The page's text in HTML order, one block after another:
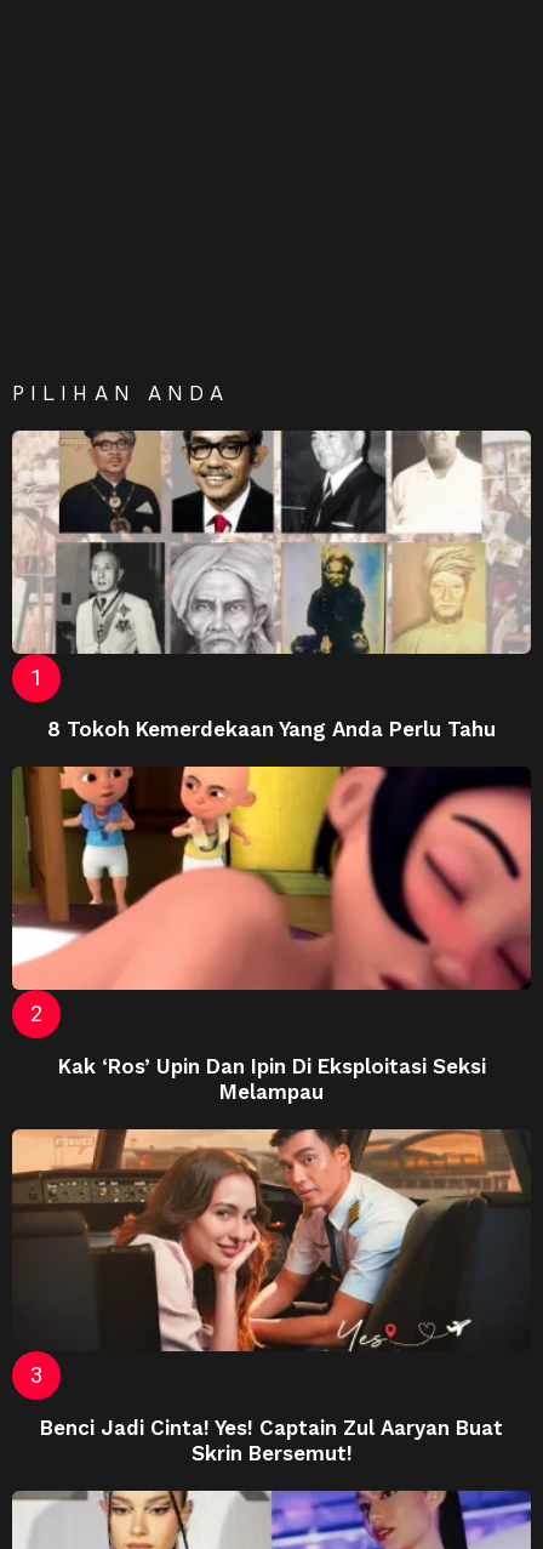
PILIHAN ANDA
8 Tokoh Kemerdekaan Yang Anda Perlu Tahu
Kak ‘Ros’ Upin Dan Ipin Di Eksploitasi Seksi
Melampau
Benci Jadi Cinta! Yes! Captain Zul Aaryan Buat
Skrin Bersemut!